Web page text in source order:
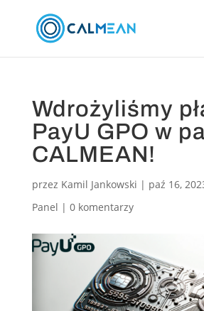
Wdrożyliśmy
PayU GPO w
CALMEAN!
przez Kamil Jankowski | paź 16,
Panel | 0 komentarzy